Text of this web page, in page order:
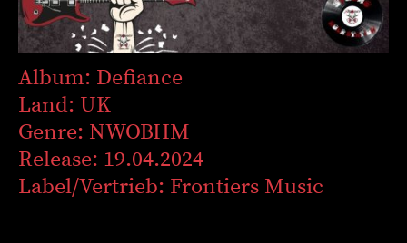
Album: Defiance
Land: UK
Genre: NWOBHM
Release: 19.04.2024
Label/Vertrieb: Frontiers Music